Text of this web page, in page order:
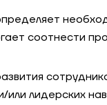
соотнести
или лидерских